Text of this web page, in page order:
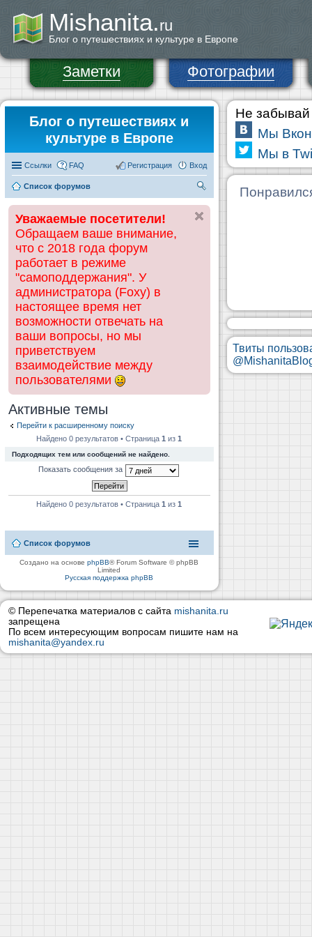
Mishanita.ru
Блог о путешествиях и культуре в Европе
Заметки Фотографии
Блог о путешествиях и
культуре в Европе
Ссылки FAQ Вход
Регистрация
Список форумов
ск
Уважаемые посетители!
Обращаем ваше внимание,
что с 2018 года форум
работает в режиме
"самоподдержания". У
администратора (Foxy) в
настоящее время нет
возможности отвечать на
ваши вопросы, но мы
приветствуем
взаимодействие между
пользователями
Активные темы
Перейти к расширенному поиску
Найдено 0 результатов • Страница1 из1
Подходящих тем или сообщений не найдено.
Показать сообщения за
Найдено 0 результатов • Страница1 из1
Список форумов
Создано на основеphpBB® Forum Software © phpBB
Limited
Русская поддержка phpBB
Не забывай
Мы
Мы в
Твиты
© Перепечатка материалов с сайта mishanita.ru
запрещена
По всем интересующим вопросам пишите нам на
mishanita@yandex.ru